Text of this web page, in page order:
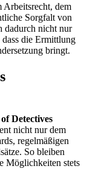
Arbeitsrecht, dem
Sorgfalt von
dadurch nicht nur
die Ermittlung
bringt.​
Detectives
nicht nur dem
regelmäßigen
So bleiben
Möglichkeiten stets